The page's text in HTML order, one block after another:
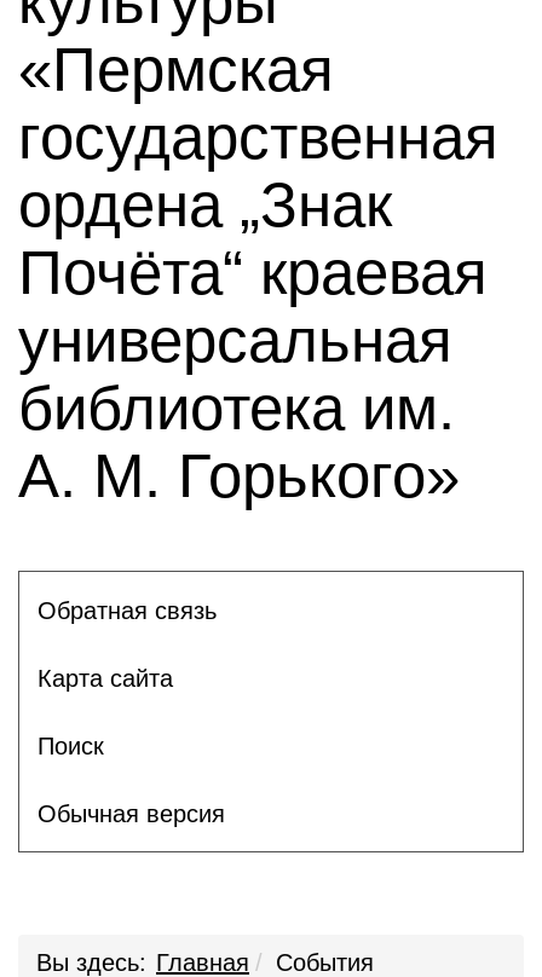
«Пермская
государственная
ордена „Знак
Почёта“ краевая
универсальная
библиотека им.
А. М. Горького»
Обратная связь
Карта сайта
Поиск
Обычная версия
Вы здесь: Главная События